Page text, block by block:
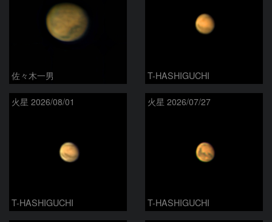
佐々木一男 T-HASHIGUCHI
火星 2026/08/01
T-HASHIGUCHI
火星 2026/07/27
T-HASHIGUCHI